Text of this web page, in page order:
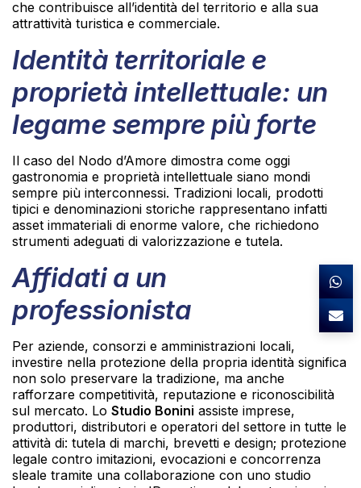
che contribuisce all’identità del territorio e alla sua
attrattività turistica e commerciale.
Identità territoriale e
proprietà intellettuale: un
legame sempre più forte
Il caso del Nodo d’Amore dimostra come oggi
gastronomia e proprietà intellettuale siano mondi
sempre più interconnessi. Tradizioni locali, prodotti
tipici e denominazioni storiche rappresentano infatti
asset immateriali di enorme valore, che richiedono
strumenti adeguati di valorizzazione e tutela.
Affidati a un
professionista
Per aziende, consorzi e amministrazioni locali,
investire nella protezione della propria identità significa
non solo preservare la tradizione, ma anche
rafforzare competitività, reputazione e riconoscibilità
sul mercato. Lo Studio Bonini assiste imprese,
produttori, distributori e operatori del settore in tutte le
attività di: tutela di marchi, brevetti e design; protezione
legale contro imitazioni, evocazioni e concorrenza
sleale tramite una collaborazione con uno studio